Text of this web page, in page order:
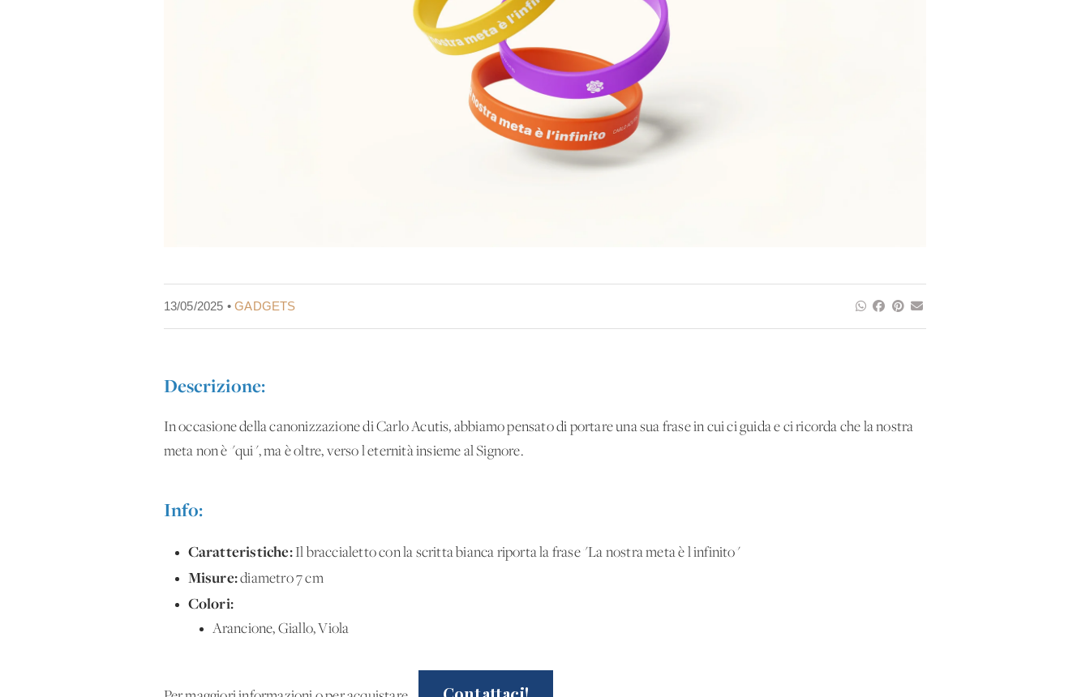
13/05/2025 •GADGETS
Descrizione:
In occasione della canonizzazione di Carlo Acutis, abbiamo pensato di portare una sua frase in cui ci guida e ci ricorda che la nostra
meta non è "qui", ma è oltre, verso l'eternità insieme al Signore.
Info:
Caratteristiche: Il braccialetto con la scritta bianca riporta la frase "La nostra meta è l'infinito"
Misure:diametro 7 cm
Colori:
Arancione, Giallo, Viola